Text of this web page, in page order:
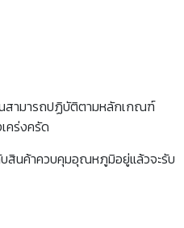
นสามารถปฏิบัติตามหลักเกณฑ์
คร่งครัด
บสินค้าควบคุมอุณหภูมิอยู่แล้วจะรับ